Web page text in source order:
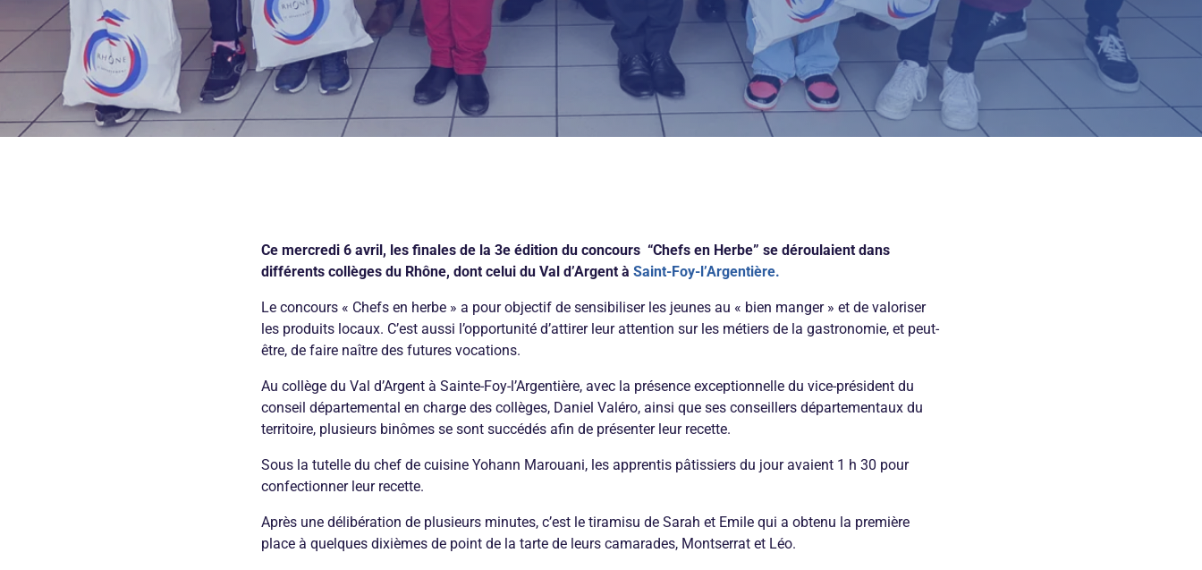
Ce mercredi 6 avril, les finales de la 3e édition du concours “Chefs en Herbe” se déroulaient dans
différents collèges du Rhône, dont celui du Val d’Argent à Saint-Foy-l’Argentière.
Le concours « Chefs en herbe » a pour objectif de sensibiliser les jeunes au « bien manger » et de valoriser
les produits locaux. C’est aussi l’opportunité d’attirer leur attention sur les métiers de la gastronomie, et peut-
être, de faire naître des futures vocations.
Au collège du Val d’Argent à Sainte-Foy-l’Argentière, avec la présence exceptionnelle du vice-président du
conseil départemental en charge des collèges, Daniel Valéro, ainsi que ses conseillers départementaux du
territoire, plusieurs binômes se sont succédés afin de présenter leur recette.
Sous la tutelle du chef de cuisine Yohann Marouani, les apprentis pâtissiers du jour avaient 1 h 30 pour
confectionner leur recette.
​​Après une délibération de plusieurs minutes, c’est le tiramisu de Sarah et Emile qui a obtenu la première
place à quelques dixièmes de point de la tarte de leurs camarades, Montserrat et Léo.